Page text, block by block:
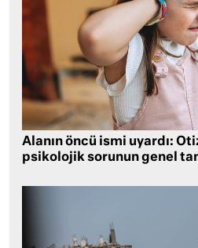
Alanın öncü ismi uyardı:
psikolojik sorunun genel